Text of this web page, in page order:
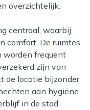
overzichtelijk.
comfort. De ruimtes
worden frequent
zijn van
de locatie bijzonder
aan hygiëne
in de stad.